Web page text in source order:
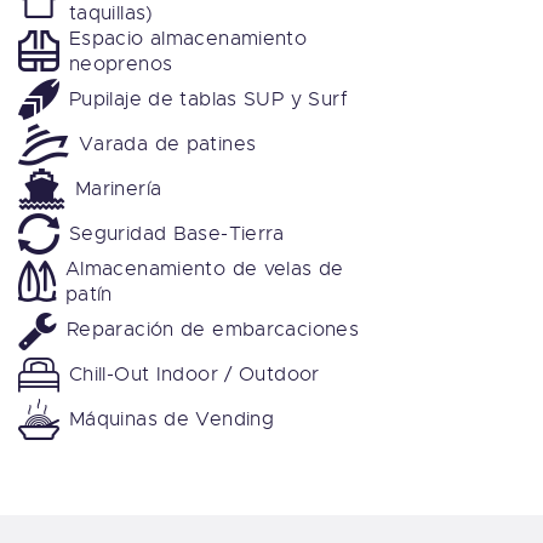
taquillas)
Espacio almacenamiento
neoprenos
Pupilaje de tablas SUP y Surf
Varada de patines
Marinería
Seguridad Base-Tierra
Almacenamiento de velas de
patín
Reparación de embarcaciones
Chill-Out Indoor / Outdoor
Máquinas de Vending